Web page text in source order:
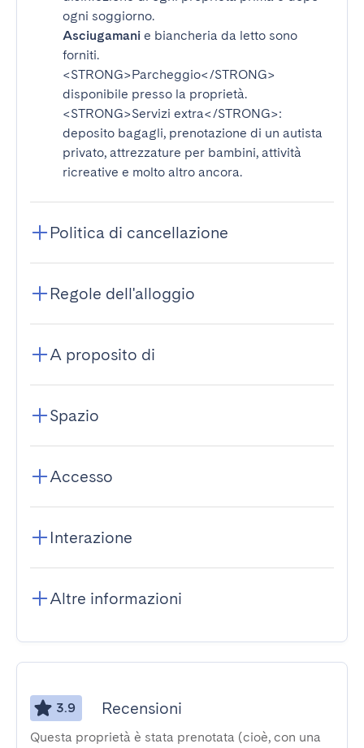
ogni soggiorno.
Asciugamani e biancheria da letto sono
forniti.
<STRONG>Parcheggio</STRONG>
disponibile presso la proprietà.
<STRONG>Servizi extra</STRONG>:
deposito bagagli, prenotazione di un autista
privato, attrezzature per bambini, attività
ricreative e molto altro ancora.
Politica di cancellazione
Regole dell'alloggio
A proposito di
Spazio
Accesso
Interazione
Altre informazioni
3.9 Recensioni
Questa proprietà è stata prenotata (cioè, con una